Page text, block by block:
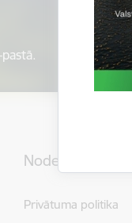
Noderīgi
Privātuma politika